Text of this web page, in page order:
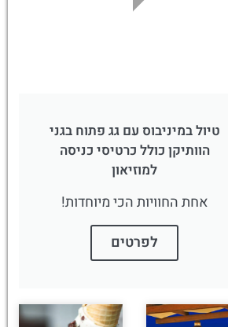
טיול במיניבוס עם גג פתוח בגני
הוותיקן כולל כרטיסי כניסה
למוזיאון
אחת החוויות הכי מיוחדות!
לפרטים